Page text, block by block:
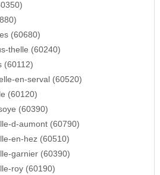
(60680)
thelle (60240)
(60112)
en-serval (60520)
(60120)
(60390)
d-aumont (60790)
en-hez (60510)
garnier (60390)
roy (60190)